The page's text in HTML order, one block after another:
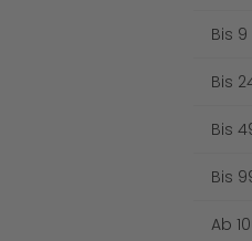
Bis 9
Bis
Bis
Bis
Ab